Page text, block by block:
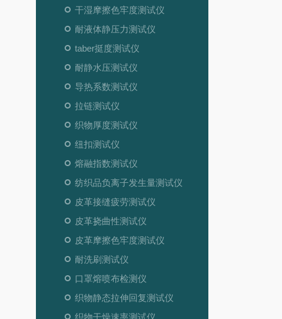
干湿摩擦色牢度测试仪
耐液体静压力测试仪
taber挺度测试仪
耐静水压测试仪
导热系数测试仪
拉链测试仪
织物厚度测试仪
纽扣测试仪
熔融指数测试仪
纺织品负离子发生量测试仪
皮革接缝疲劳测试仪
皮革挠曲性测试仪
皮革摩擦色牢度测试仪
耐洗刷测试仪
口罩熔喷布检测仪
织物静态拉伸回复测试仪
织物干燥速率测试仪